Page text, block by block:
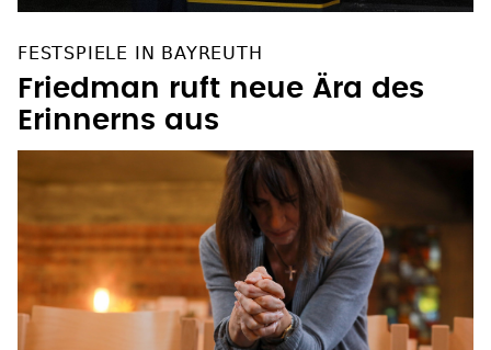
FESTSPIELE IN BAYREUTH
Friedman ruft neue Ära des
Erinnerns aus